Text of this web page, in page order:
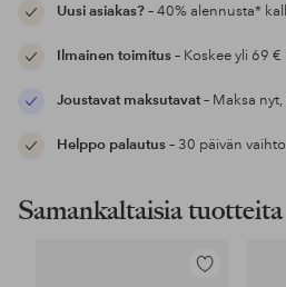
Uusi asiakas?– 40% alennusta*
Ilmainen toimitus– Koskee yli 69
Joustavat maksutavat– Maksa
Helppo palautus– 30 päivän
Samankaltaisia tuotteita
Lisää